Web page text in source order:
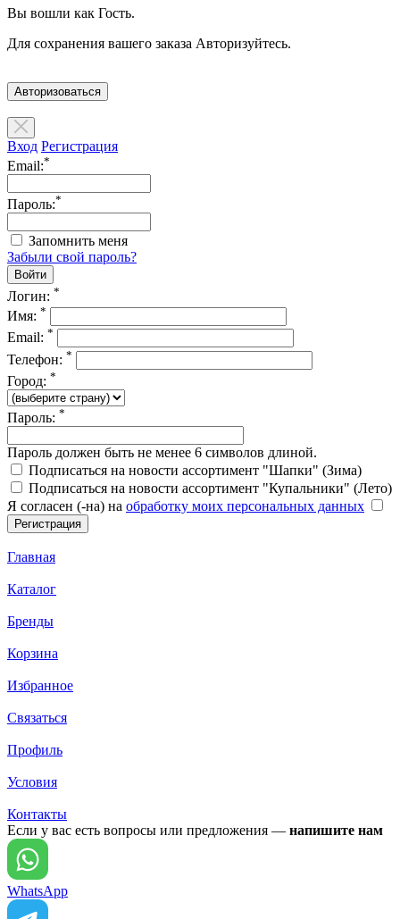
Вы вошли как Гость.
Для сохранения вашего заказа Авторизуйтесь.
Авторизоваться
Вход Регистрация
Email:*
Пароль:*
Запомнить меня
Забыли свой пароль?
Логин: *
Имя: *
Email: *
Телефон: *
Город: *
Пароль: *
Пароль должен быть не менее 6 символов длиной.
Подписаться на новости ассортимент "Шапки" (Зима)
Подписаться на новости ассортимент "Купальники" (Лето)
Я согласен (-на) на обработку моих персональных данных
Главная
Каталог
Бренды
Корзина
Избранное
Связаться
Профиль
Условия
Контакты
Если у вас есть вопросы или предложения — напишите нам
WhatsApp